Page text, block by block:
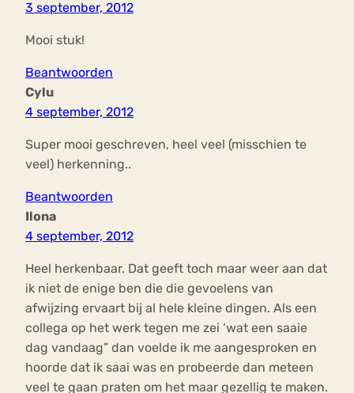
3 september, 2012
Mooi stuk!
Beantwoorden
Cylu
4 september, 2012
Super mooi geschreven, heel veel (misschien te
veel) herkenning..
Beantwoorden
Ilona
4 september, 2012
Heel herkenbaar. Dat geeft toch maar weer aan dat
ik niet de enige ben die die gevoelens van
afwijzing ervaart bij al hele kleine dingen. Als een
collega op het werk tegen me zei ‘wat een saaie
dag vandaag” dan voelde ik me aangesproken en
hoorde dat ik saai was en probeerde dan meteen
veel te gaan praten om het maar gezellig te maken.